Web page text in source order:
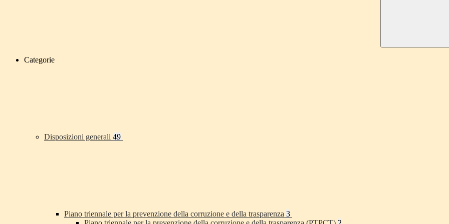
Categorie
Disposizioni generali 49
Piano triennale per la prevenzione della corruzione e della trasparenza 3